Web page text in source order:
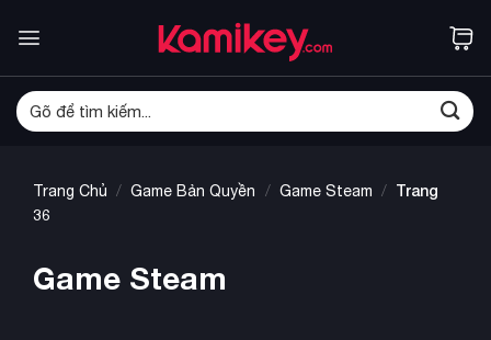
qua
dung
Tìm
kiếm:
Trang Chủ / Game Bản Quyền / Game Steam / Trang
36
Game Steam